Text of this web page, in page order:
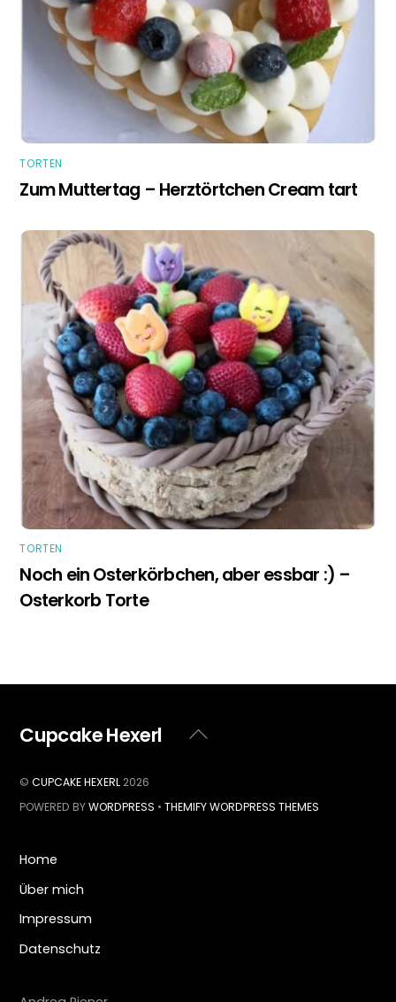
TORTEN
Zum Muttertag – Herztörtchen Cream tart
TORTEN
Noch ein Osterkörbchen, aber essbar :) –
Osterkorb Torte
Back
Cupcake Hexerl
©CUPCAKE HEXERL 2026
POWERED BYWORDPRESS •THEMIFY WORDPRESS THEMES
Home
Über mich
Impressum
Datenschutz